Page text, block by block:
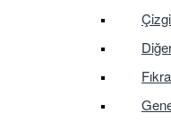
Fıkra